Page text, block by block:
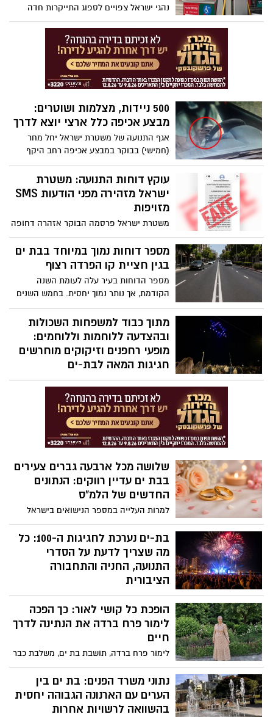
ממוזגים
נהגי ישראל צפויים לספוג התייקרות חדה
במחירי הדלק כבר בתחילת חודש אוגוסט.
עופרת בשירות עצמי (כולל מע”מ) יעמוד על
לעומת המחיר הנוכחי
500 ניידות, מצלמות ושוטרים:
מבצע אכיפה כלל ארצי יוצא לדרך
אגף התנועה של משטרת ישראל יחל מחר
(חמישי) בבוקר במבצע אכיפה רחב היקף
בכל רחבי הארץ, במסגרתו ייפרסו מאות
שוטרים ומתנדבים לצד כ-500 ניידות
ואופנועים גלויים וסמויים, במטרה להיאבק
המשילות בכבישים ולצמצם את מספר תאונות
הדרכים
עוקץ דוחות התנועה: משטרת
ישראל מזהירה מפני הודעות SMS
מזויפות
משטרת ישראל פרסמה הבוקר אזהרה דחופה
לנהגים ולכלל הציבור, בעקבות גל הודעות
טקסט (SMS) כוזבות המתחזות לדרישת
תשלום ממרכז קנסות התנועה. המטרה: גניבת
מספר דוחות נמוך במיוחד בבת ים
בגין חציית קו הפרדה רצוף
מספר הדוחות בעיר עלה לעומת השנה
הקודמת, אך נותר נמוך יחסית. בחמש השנים
האחרונות נרשמו בבת ים 27 דוחות בגין
העבירה
מתוך כבוד למשפחות השכולות
ובהצדעה ללוחמות וללוחמים:
מופעי רחפנים וזיקוקים מוחרשים
חגיגות המאה לבת-ים
אחרי חודשים של היערכות וציפייה, בת-ים
יוצאת לדרך עם חגיגות המאה לעיר ובענק.
שלושה ימים של אירועים חגיגיים במתחם
Albi Beach (רח’ בן גוריון 134), שיחלו היום,
יום רביעי (29.7), בכניסה חופשית לקהל הרחב
שלושה מכל ארבעה גברים צעירים
בבת ים עדיין רווקים: הנתונים
החדשים של הלמ"ס
למרות העלייה במספר הנישואים בישראל
בשנת 2024, נתוני הלשכה המרכזית
לסטטיסטיקה מצביעים על כך שבת ים נמנית
עם הערים שבהן שיעור הרווקים והרווקות
גבוה במיוחד – הן בקרב צעירים והן בקרב בני
בת-ים נערכת לחגיגות ה-100: כל
מה שצריך לדעת על הסדרי
התנועה, החניה והתחבורה
הציבורית
עיריית בת-ים השלימה את היערכותה לקראת
אירועי פתיחת חגיגות ה-100 לעיר, שיתקיימו
בין התאריכים 29–31 ביולי במתחם Albi
העירייה את מפת ההיערכות המלאה הכוללת
הופכת כל קושי לאור: כך הפכה
לימור פרח ברדה את הנתינה לדרך
חיים
לימור פרח ברדה, תושבת בת ים, משלבת כבר
יותר משני עשורים קריירה בבנק הפועלים עם
פעילות התנדבותית בלתי פוסקת למען
משפחות נזקקות, חיילים, קשישים, שורדי
שואה וילדים חולים. מבחינתה, נתינה אינה
נתוני משרד הפנים: בת ים בין
הערים עם הארנונה הגבוהה יחסית
בהשוואה לרשויות אחרות